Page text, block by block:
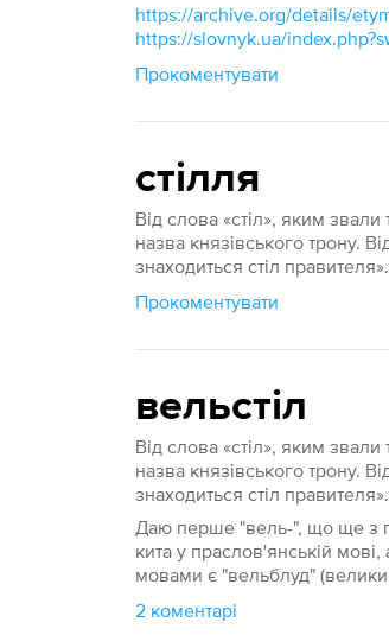
Прокоментувати
стілля
Від слова «стіл», яким
назва князівського трону.
знаходиться стіл правителя».
Прокоментувати
вельстіл
Від слова «стіл», яким
назва князівського трону.
знаходиться стіл правителя».
Даю перше "вель-", що ще з
кита у праслов'янській
мовами є "вельблуд"
2 коментарі